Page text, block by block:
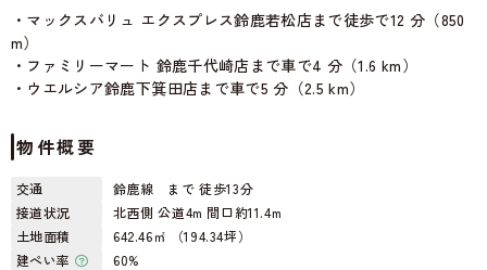
・マックスバリュ エクスプレス鈴鹿若松店まで徒歩で12 分（850
m）
・ファミリーマート 鈴鹿千代崎店まで車で4 分（1.6 km）
・ウエルシア鈴鹿下箕田店まで車で5 分（2.5 km）
物件概要
交通
鈴鹿線 まで 徒歩13分
接道状況
北西側 公道4m 間口約11.4m
土地面積
642.46㎡ （194.34坪）
建ぺい率
60%